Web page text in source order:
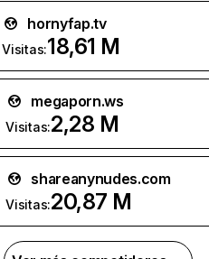
hornyfap.tv
Visitas:18,61 M
megaporn.ws
Visitas:2,28 M
shareanynudes.com
Visitas:20,87 M